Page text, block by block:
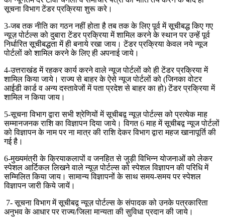
सूचना विभाग टेंडर प्रक्रिया शुरू करे।
3-जब तक नीति का गठन नहीं होता है तब तक के लिए पूर्व में सूचीबद्ध किए गए
न्यूज़ पोर्टल्स को दुबारा टेंडर प्रक्रिया में शामिल करने के स्थान पर उन्हें पूर्व
निर्धारित सूचीबद्धता में ही बनाये रखा जाय। टेंडर प्रक्रिया केवल नये न्यूज
पोर्टलों को शामिल करने के लिए ही अपनाई जाये।
4-उत्तराखंड में रहकर कार्य करने वाले न्यूज पोर्टलों को ही टेंडर प्रक्रिया में
शामिल किया जाये। राज्य से बाहर के ऐसे न्यूज पोर्टलों को (जिनका वोटर
आईडी कार्ड व अन्य दस्तावेजों में पता प्रदेश से बाहर का हो) टेंडर प्रक्रिया में
शामिल न किया जाय।
5-सूचना विभाग द्वारा सभी श्रेणियों में सूचीबद्व न्यूज़ पोर्टल्स को प्रत्येक माह
सम्मानजनक राशि का विज्ञापन दिया जाये। विगत 6 माह में सूचीबद्व न्यूज पोर्टलों
को विज्ञापन के नाम पर ना मात्र की राशि देकर विभाग द्वारा महज खानापूर्ति की
गई है।
6-मुख्यमंत्री के क्रियाकलापों व जनहित से जुड़ी विभिन्न योजनाओं को लेकर
स्पेशल आर्टिकल लिखने वाले न्यूज़ पोर्टल्स को स्पेशल विज्ञापन की परिधि में
सम्मिलित किया जाय। सामान्य विज्ञापनों के साथ समय-समय पर स्पेशल
विज्ञापन जारी किये जायें।
7- सूचना विभाग में सूचीबद्व न्यूज़ पोर्टल्स के संपादक को उनके पत्रकारिता
अनुभव के आधार पर राज्य/जिला मान्यता की सुविधा प्रदान की जाये।